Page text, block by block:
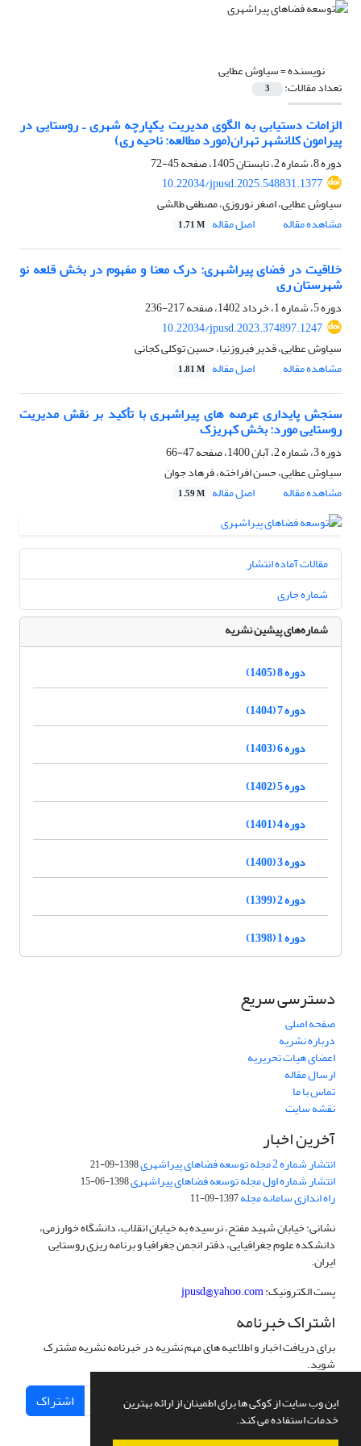
این وب سایت از کوکی ها برای اطمینان از ارائه بهترین
خدمات استفاده می کند.
نویسنده =سیاوش عطایی
تعداد مقالات: 3
الزامات دستیابی به الگوی مدیریت یکپارچه شهری ـ روستاییدر
پیرامون کلانشهر تهران(مورد مطالعه: ناحیه ری)
دوره 8، شماره 2، تابستان 1405، صفحه
45-72
10.22034/jpusd.2025.548831.1377
سیاوش عطایی، اصغر نوروزی، مصطفی طالشی
مشاهده مقاله
اصل مقاله 1.71 M
خلاقیت در فضای پیراشهری: درک معنا و مفهوم در بخش قلعه نو
شهرستان ری
دوره 5، شماره 1، خرداد 1402، صفحه
217-236
10.22034/jpusd.2023.374897.1247
سیاوش عطایی، قدیر فیروزنیا، حسین توکلی کجانی
مشاهده مقاله
اصل مقاله 1.81 M
سنجش پایداری عرصه های پیراشهری با تأکید بر نقش مدیریت
روستایی مورد: بخش کهریزک
دوره 3، شماره 2، آبان 1400، صفحه
47-66
سیاوش عطایی، حسن افراخته، فرهاد جوان
مشاهده مقاله
اصل مقاله 1.59 M
مقالات آماده انتشار
شماره جاری
شماره‌های پیشین نشریه
دوره 8 (1405)
دوره 7 (1404)
دوره 6 (1403)
دوره 5 (1402)
دوره 4 (1401)
دوره 3 (1400)
دوره 2 (1399)
دوره 1 (1398)
دسترسی سریع
صفحه اصلی
درباره نشریه
اعضای هیات تحریریه
ارسال مقاله
تماس با ما
نقشه سایت
آخرین اخبار
انتشار شماره 2 مجله توسعه فضاهای پیراشهری 1398-09-21
انتشار شماره اول مجله توسعه فضاهای پیراشهری1398-06-15
راه اندازی سامانه مجله1397-09-11
نشانی: خیابان شهید مفتح، نرسیده به خیابان انقلاب، دانشگاه خوارزمی،
دانشکده علوم جغرافیایی، دفتر انجمن جغرافیا و برنامه ریزی روستایی
ایران.
پست الکترونیک:jpusd@yahoo.com
اشتراک خبرنامه
برای دریافت اخبار و اطلاعیه های مهم نشریه در خبرنامه نشریه مشترک
شوید.
اشتراک